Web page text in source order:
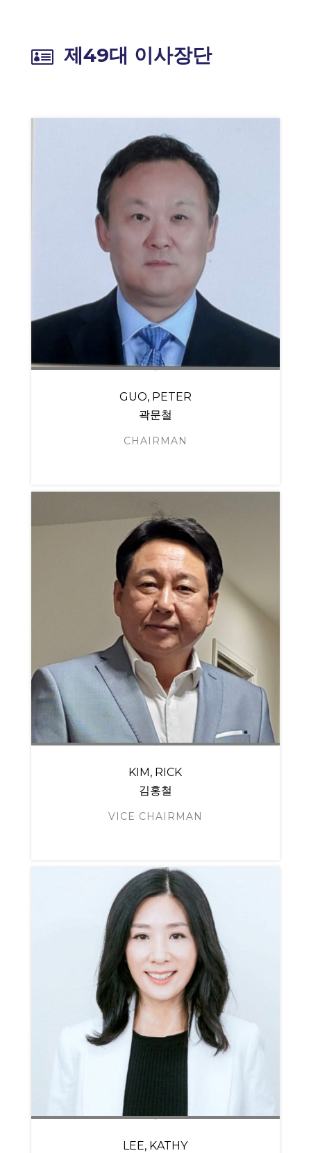
 제49대 이사장단
GUO, PETER
곽문철
CHAIRMAN
KIM, RICK
김홍철
VICE CHAIRMAN
LEE, KATHY